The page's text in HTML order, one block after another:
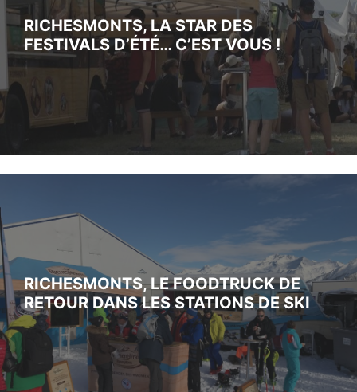
RICHESMONTS, LA STAR DES
FESTIVALS D’ÉTÉ… C’EST VOUS !
RICHESMONTS, LE FOODTRUCK DE
RETOUR DANS LES STATIONS DE SKI